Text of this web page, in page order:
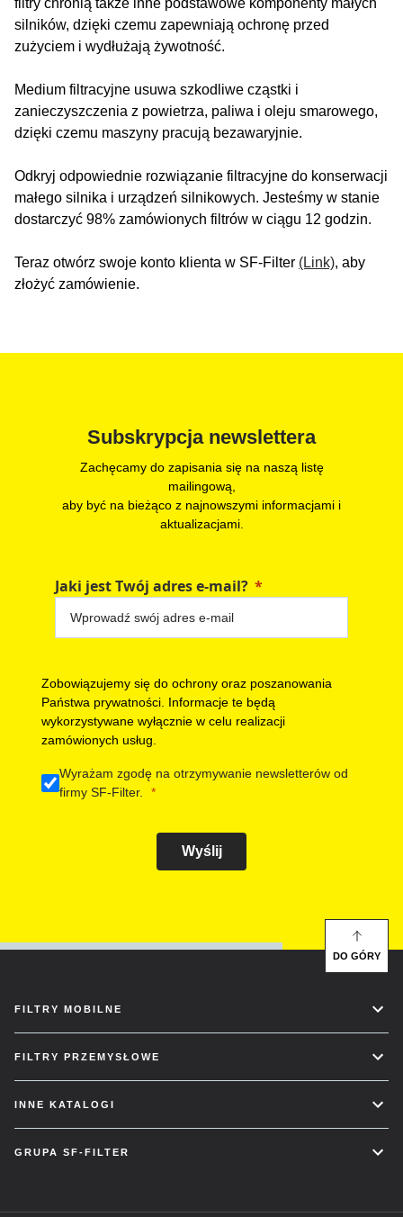
filtry chronią także inne podstawowe komponenty małych
silników, dzięki czemu zapewniają ochronę przed
zużyciem i wydłużają żywotność.
Medium filtracyjne usuwa szkodliwe cząstki i
zanieczyszczenia z powietrza, paliwa i oleju smarowego,
dzięki czemu maszyny pracują bezawaryjnie.
Odkryj odpowiednie rozwiązanie filtracyjne do konserwacji
małego silnika i urządzeń silnikowych. Jesteśmy w stanie
dostarczyć 98% zamówionych filtrów w ciągu 12 godzin.
Teraz otwórz swoje konto klienta w SF-Filter (Link), aby
złożyć zamówienie.
Subskrypcja newslettera
Zachęcamy do zapisania się na naszą listę
mailingową,
aby być na bieżąco z najnowszymi informacjami i
aktualizacjami.
Jaki jest Twój adres e-mail?
Zobowiązujemy się do ochrony oraz poszanowania
Państwa prywatności. Informacje te będą
wykorzystywane wyłącznie w celu realizacji
zamówionych usług.
Wyrażam zgodę na otrzymywanie newsletterów od
firmy SF-Filter.
Wyślij
FILTRY MOBILNE
FILTRY PRZEMYSŁOWE
INNE KATALOGI
GRUPA SF-FILTER
DO GÓRY